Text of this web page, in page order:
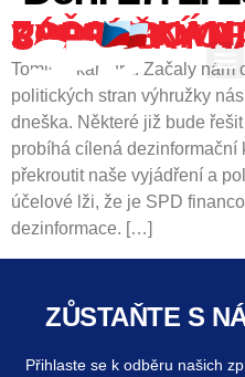
content
ZAČALY NÁM CHODIT OD PODPOROVATELŮ JINÝCH POLITICKÝCH STRAN VÝHRUŽKY NÁSILÍM A SMRTÍ
Tomio Okamura: Začaly nám
politických stran výhružky
dneška. Některé již bude
probíhá cílená dezinformační
překroutit naše vyjádření a
účelové lži, že je SPD
dezinformace. […]
ZŮSTAŇTE S
Přihlaste se k odběru našich